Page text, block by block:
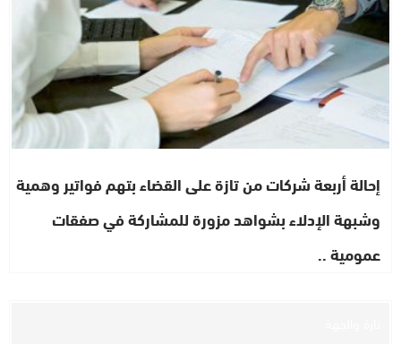
إحالة أربعة شركات من تازة على القضاء بتهم فواتير وهمية
وشبهة الإدلاء بشواهد مزورة للمشاركة في صفقات
عمومية ..